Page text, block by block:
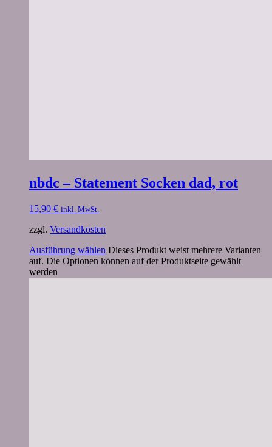
nbdc – Statement Socken dad, rot
15,90 € inkl. MwSt.
zzgl. Versandkosten
Ausführung wählen Dieses Produkt weist mehrere Varianten
auf. Die Optionen können auf der Produktseite gewählt
werden